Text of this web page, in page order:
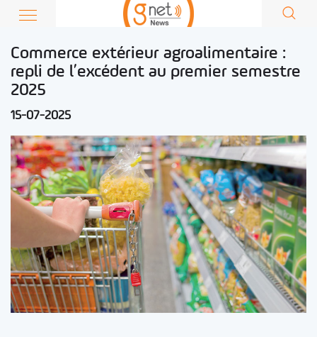
Commerce extérieur agroalimentaire :
repli de l’excédent au premier semestre
2025
15-07-2025